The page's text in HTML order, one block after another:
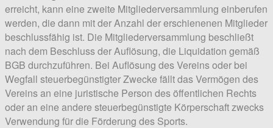
erreicht, kann eine zweite Mitgliederversammlung einberufen
werden, die dann mit der Anzahl der erschienenen Mitglieder
beschlussfähig ist. Die Mitgliederversammlung beschließt
nach dem Beschluss der Auflösung, die Liquidation gemäß
BGB durchzuführen. Bei Auflösung des Vereins oder bei
Wegfall steuerbegünstigter Zwecke fällt das Vermögen des
Vereins an eine juristische Person des öffentlichen Rechts
oder an eine andere steuerbegünstigte Körperschaft zwecks
Verwendung für die Förderung des Sports.